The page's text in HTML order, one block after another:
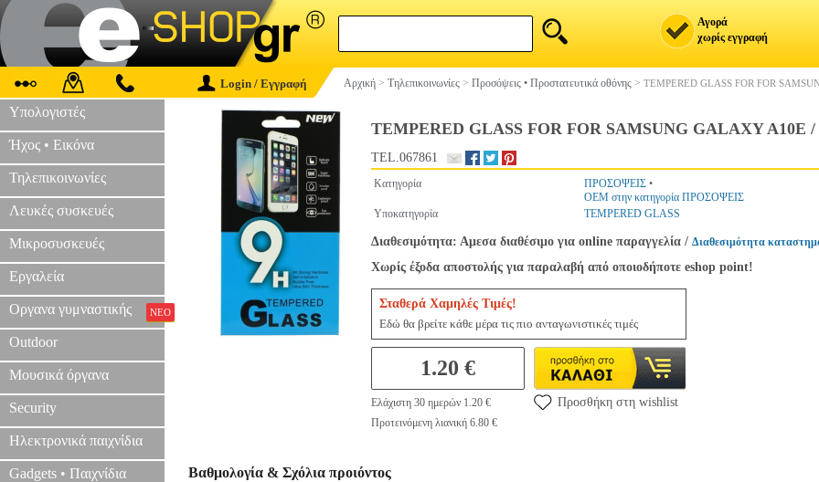
Αγορά
χωρίς εγγραφή
Login / Εγγραφή Αρχική > Τηλεπικοινωνίες > Προσόψεις • Προστατευτικά οθόνης > TEMPERED GLASS FOR FOR
Υπολογιστές
Ήχος • Εικόνα
Τηλεπικοινωνίες
Λευκές συσκευές
Μικροσυσκευές
Εργαλεία
Οργανα γυμναστικής ΝΕΟ
Outdoor
Μουσικά όργανα
Security
Ηλεκτρονικά παιχνίδια
Gadgets • Παιχνίδια
TEMPERED GLASS FOR FOR SAMSUNG GALAXY A10E /
TEL.067861
Κατηγορία ΠΡΟΣΟΨΕΙΣ •
OEM στην κατηγορία ΠΡΟΣΟΨΕΙΣ
Υποκατηγορία
TEMPERED GLASS
Διαθεσιμότητα: Αμεσα διαθέσιμο για online παραγγελία / Διαθεσιμότητα
Χωρίς έξοδα αποστολής για παραλαβή από οποιοδήποτε eshop point!
Σταθερά Χαμηλές Τιμές!
Εδώ θα βρείτε κάθε μέρα τις πιο ανταγωνιστικές τιμές
1.20 €
Ελάχιστη 30 ημερών 1.20 €
Προτεινόμενη λιανική 6.80 €
Προσθήκη στη wishlist
Βαθμολογία & Σχόλια προιόντος